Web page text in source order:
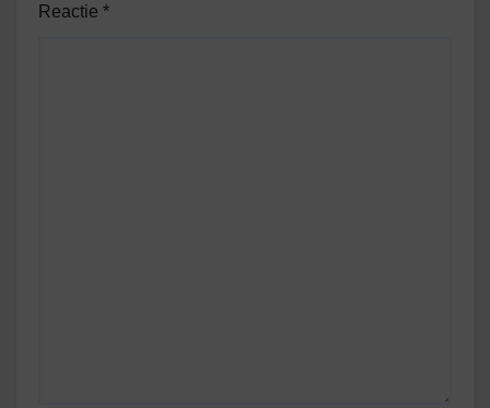
Reactie *